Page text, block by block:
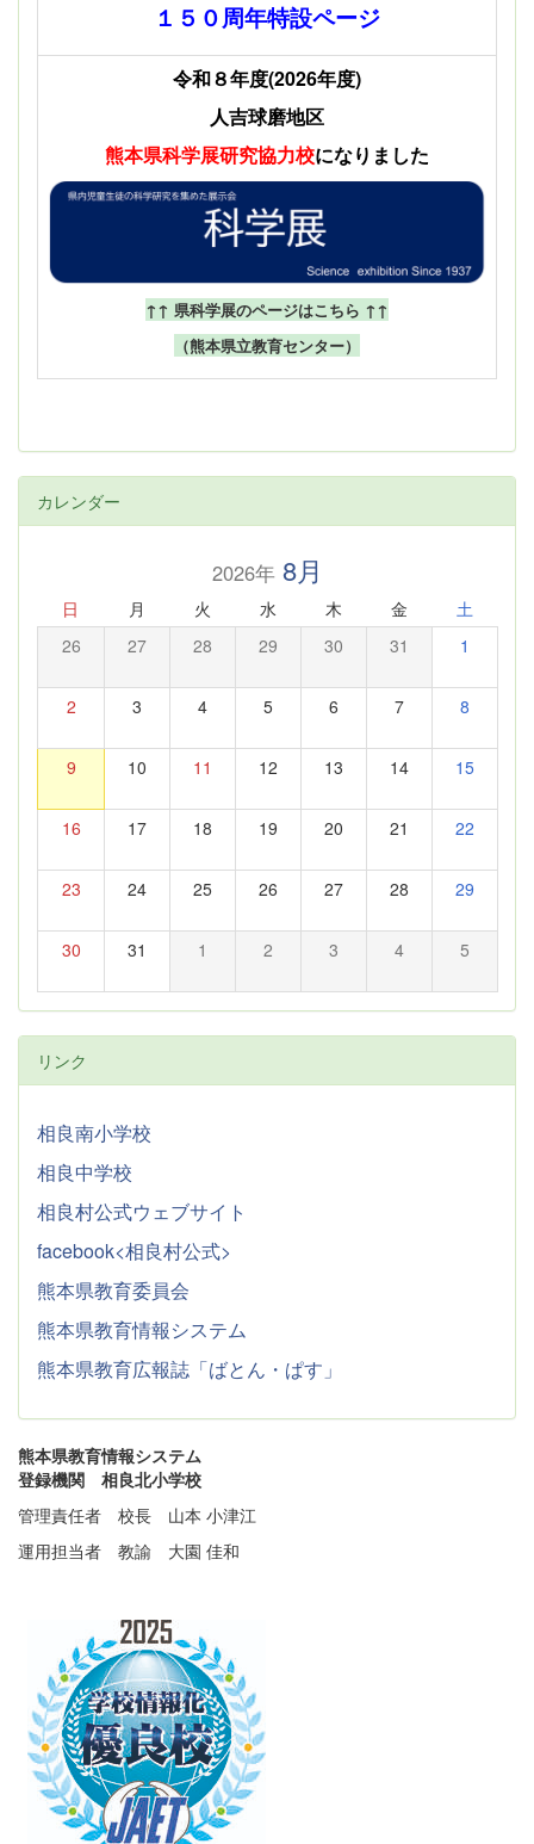
１５０周年特設ページ
令和８年度(2026年度)
人吉球磨地区
熊本県科学展研究協力校になりました
↑↑ 県科学展のページはこちら ↑↑
（熊本県立教育センター）
カレンダー
2026年8月
日 月 火 水 木 金 土
26 27 28 29 30 31 1
2 3 4 5 6 7 8
9 10 11 12 13 14 15
16 17 18 19 20 21 22
23 24 25 26 27 28 29
30 31 1 2 3 4 5
リンク
相良南小学校
相良中学校
相良村公式ウェブサイト
facebook<相良村公式>
熊本県教育委員会
熊本県教育情報システム
熊本県教育広報誌「ばとん・ぱす」
熊本県教育情報システム
登録機関 相良北小学校
管理責任者 校長 山本 小津江
運用担当者 教諭 大園 佳和